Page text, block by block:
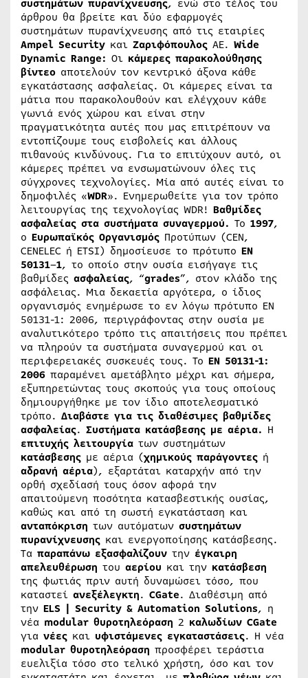
συστημάτων πυρανίχνευσης, ενώ στο τέλος του
άρθρου θα βρείτε και δύο εφαρμογές
συστημάτων πυρανίχνευσης από τις εταιρίες
Ampel Security και Ζαριφόπουλος ΑΕ. Wide
Dynamic Range: Οι κάμερες παρακολούθησης
βίντεο αποτελούν τον κεντρικό άξονα κάθε
εγκατάστασης ασφαλείας. Οι κάμερες είναι τα
μάτια που παρακολουθούν και ελέγχουν κάθε
γωνιά ενός χώρου και είναι στην
πραγματικότητα αυτές που μας επιτρέπουν να
εντοπίζουμε τους εισβολείς και άλλους
πιθανούς κινδύνους. Για το επιτύχουν αυτό, οι
κάμερες πρέπει να ενσωματώνουν όλες τις
σύγχρονες τεχνολογίες. Μία από αυτές είναι το
δημοφιλές «WDR». Ενημερωθείτε για τον τρόπο
λειτουργίας της τεχνολογίας WDR! Βαθμίδες
ασφαλείας στα συστήματα συναγερμού. Το 1997,
ο Ευρωπαϊκός Οργανισμός Προτύπων (CEN,
CENELEC ή ETSI) δημοσίευσε το πρότυπο EN
50131–1, το οποίο στην ουσία εισήγαγε τις
βαθμίδες ασφαλείας, “grades”, στον κλάδο της
ασφάλειας. Μια δεκαετία αργότερα, ο ίδιος
οργανισμός ενημέρωσε το εν λόγω πρότυπο EN
50131-1: 2006, περιγράφοντας στην ουσία με
αναλυτικότερο τρόπο τις απαιτήσεις που πρέπει
να πληρούν τα συστήματα συναγερμού και οι
περιφερειακές συσκευές τους. Το EN 50131-1:
2006 παραμένει αμετάβλητο μέχρι και σήμερα,
εξυπηρετώντας τους σκοπούς για τους οποίους
δημιουργήθηκε με τον ίδιο αποτελεσματικό
τρόπο. Διαβάστε για τις διαθέσιμες βαθμίδες
ασφαλείας. Συστήματα κατάσβεσης με αέρια. Η
επιτυχής λειτουργία των συστημάτων
κατάσβεσης με αέρια (χημικούς παράγοντες ή
αδρανή αέρια), εξαρτάται καταρχήν από την
ορθή σχεδίασή τους όσον αφορά την
απαιτούμενη ποσότητα κατασβεστικής ουσίας,
καθώς και από τη σωστή εγκατάσταση και
ανταπόκριση των αυτόματων συστημάτων
πυρανίχνευσης και ενεργοποίησης κατάσβεσης.
Τα παραπάνω εξασφαλίζουν την έγκαιρη
απελευθέρωση του αερίου και την κατάσβεση
της φωτιάς πριν αυτή δυναμώσει τόσο, που
καταστεί ανεξέλεγκτη. CGate. Διαθέσιμη από
την ELS | Security & Automation Solutions, η
νέα modular θυροτηλεόραση 2 καλωδίων CGate
για νέες και υφιστάμενες εγκαταστάσεις. Η νέα
modular θυροτηλεόραση προσφέρει τεράστια
ευελιξία τόσο στο τελικό χρήστη, όσο και τον